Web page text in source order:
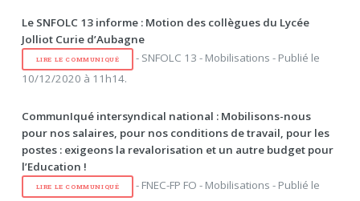
Le SNFOLC 13 informe : Motion des collègues du Lycée
Jolliot Curie d’Aubagne
LIRE LE COMMUNIQUÉ
- SNFOLC 13 - Mobilisations - Publié le
10/12/2020 à 11h14.
CommunIqué intersyndical national : Mobilisons-nous
pour nos salaires, pour nos conditions de travail, pour les
postes : exigeons la revalorisation et un autre budget pour
l’Education !
LIRE LE COMMUNIQUÉ
- FNEC-FP FO - Mobilisations - Publié le